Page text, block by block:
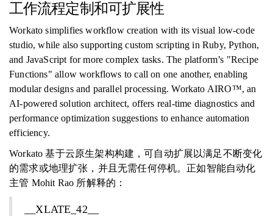
工作流程定制和可扩展性
Workato simplifies workflow creation with its visual low-code
studio, while also supporting custom scripting in Ruby, Python,
and JavaScript for more complex tasks. The platform’s "Recipe
Functions" allow workflows to call on one another, enabling
modular designs and parallel processing. Workato AIRO™, an
AI-powered solution architect, offers real-time diagnostics and
performance optimization suggestions to enhance automation
efficiency.
Workato 基于云原生架构构建，可自动扩展以满足不断变化
的需求或地理扩张，并且无需任何停机。正如智能自动化
主管 Mohit Rao 所解释的：
__XLATE_42__